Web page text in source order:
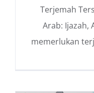
Terjemah
Arab: Ijazah,
memerlukan